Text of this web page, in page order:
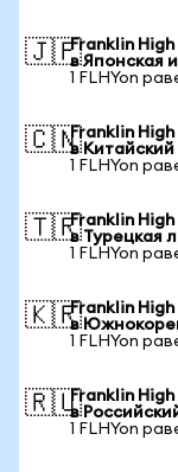
🇯🇵Franklin
в Японская
1 FLHYon
🇨🇳Franklin
в
1 FLHYon
🇹🇷Franklin
в Турецкая
1 FLHYon
🇰🇷Franklin
в
1 FLHYon
🇷🇺Franklin
в
1 FLHYon